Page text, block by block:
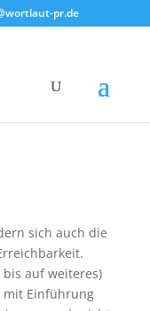
pr.de
sich auch die
auf weiteres)
mit Einführung